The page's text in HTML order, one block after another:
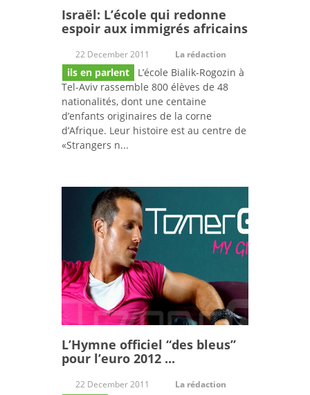
Israël: L’école qui redonne
espoir aux immigrés africains
22 December 2011 La rédaction
ils en parlent
L’école Bialik-Rogozin à
Tel-Aviv rassemble 800 élèves de 48
nationalités, dont une centaine
d’enfants originaires de la corne
d’Afrique. Leur histoire est au centre de
«Strangers n...
L’Hymne officiel “des bleus”
pour l’euro 2012 ...
22 December 2011 La rédaction